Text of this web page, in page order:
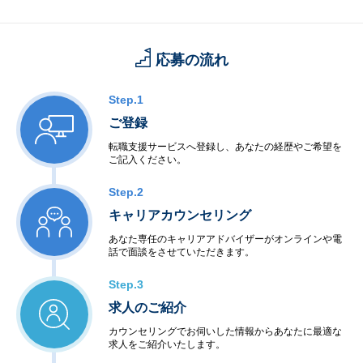
応募の流れ
Step.1
ご登録
転職支援サービスへ登録し、あなたの経歴やご希望を
ご記入ください。
Step.2
キャリアカウンセリング
あなた専任のキャリアアドバイザーがオンラインや電
話で面談をさせていただきます。
Step.3
求人のご紹介
カウンセリングでお伺いした情報からあなたに最適な
求人をご紹介いたします。